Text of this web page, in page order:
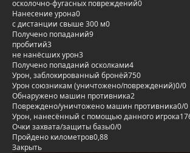
осколочно-фугасных повреждений0
Нанесение урона0
с дистанции свыше 300 м0
Получено попаданий9
пробитий3
не нанёсших урон3
Получено попаданий осколками4
Урон, заблокированный бронёй750
Урон союзникам (уничтожено/повреждений)0/0
Обнаружено машин противника2
Повреждено/уничтожено машин противника0/0
Урон, нанесённый с помощью данного игрока
Очки захвата/защиты базы0/0
Пройдено километров0,88
Закрыть